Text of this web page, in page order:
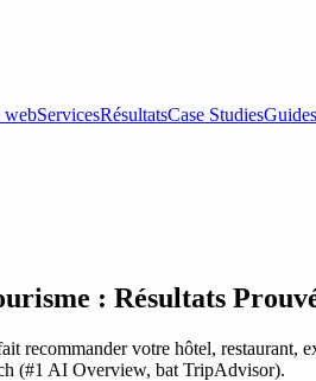
webServicesRésultatsCase StudiesGuides
: Résultats
recommander votre hôtel, restaurant,
(#1 AI Overview, bat TripAdvisor).